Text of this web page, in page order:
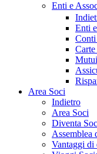
Enti e
Enti
Area Soci
Indietro
Area Soci
Diventa
Assemblea
Vantaggi di